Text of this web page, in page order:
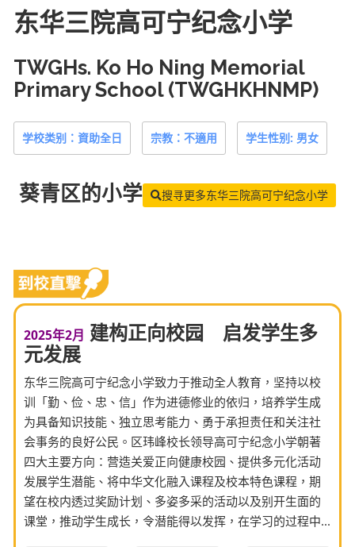
东华三院高可宁纪念小学
TWGHs. Ko Ho Ning Memorial
Primary School (TWGHKHNMP)
学校类别：資助全日 宗教：不適用 学生性别: 男女
葵青区的小学 搜寻更多东华三院高可宁纪念小学
2025年2月 建构正向校园 启发学生多
元发展
东华三院高可宁纪念小学致力于推动全人教育，坚持以校
训「勤、俭、忠、信」作为进德修业的依归，培养学生成
为具备知识技能、独立思考能力、勇于承担责任和关注社
会事务的良好公民。区玮峰校长领导高可宁纪念小学朝著
四大主要方向：营造关爱正向健康校园、提供多元化活动
发展学生潜能、将中华文化融入课程及校本特色课程，期
望在校内透过奖励计划、多姿多采的活动以及别开生面的
课堂，推动学生成长，令潜能得以发挥，在学习的过程中...